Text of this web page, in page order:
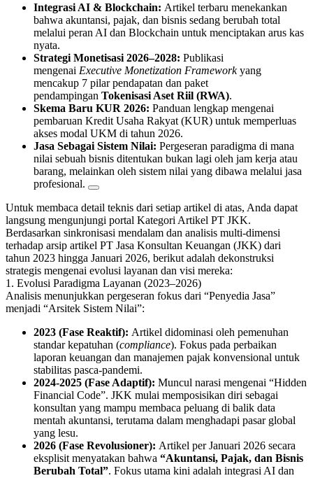
Integrasi AI & Blockchain: Artikel terbaru menekankan
bahwa akuntansi, pajak, dan bisnis sedang berubah total
melalui peran AI dan Blockchain untuk menciptakan arus kas
nyata.
Strategi Monetisasi 2026–2028: Publikasi
mengenai Executive Monetization Frameworkyang
mencakup 7 pilar pendapatan dan paket
pendampingan Tokenisasi Aset Riil (RWA).
Skema Baru KUR 2026: Panduan lengkap mengenai
pembaruan Kredit Usaha Rakyat (KUR) untuk memperluas
akses modal UKM di tahun 2026.
Jasa Sebagai Sistem Nilai: Pergeseran paradigma di mana
nilai sebuah bisnis ditentukan bukan lagi oleh jam kerja atau
barang, melainkan oleh sistem nilai yang dibawa melalui jasa
profesional.
Untuk membaca detail teknis dari setiap artikel di atas, Anda dapat
langsung mengunjungi portal Kategori Artikel PT JKK.
Berdasarkan sinkronisasi mendalam dan analisis multi-dimensi
terhadap arsip artikel PT Jasa Konsultan Keuangan (JKK) dari
tahun 2023 hingga Januari 2026, berikut adalah dekonstruksi
strategis mengenai evolusi layanan dan visi mereka:
1. Evolusi Paradigma Layanan (2023–2026)
Analisis menunjukkan pergeseran fokus dari “Penyedia Jasa”
menjadi “Arsitek Sistem Nilai”:
2023 (Fase Reaktif): Artikel didominasi oleh pemenuhan
standar kepatuhan (compliance). Fokus pada perbaikan
laporan keuangan dan manajemen pajak konvensional untuk
stabilitas pasca-pandemi.
2024-2025 (Fase Adaptif): Muncul narasi mengenai “Hidden
Financial Code”. JKK mulai memposisikan diri sebagai
konsultan yang mampu membaca peluang di balik data
mentah akuntansi, terutama dalam menghadapi pasar global
yang lesu.
2026 (Fase Revolusioner): Artikel per Januari 2026 secara
eksplisit menyatakan bahwa “Akuntansi, Pajak, dan Bisnis
Berubah Total”. Fokus utama kini adalah integrasi AI dan